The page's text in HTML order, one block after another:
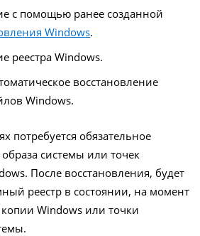
с помощью ранее созданной
Windows.
реестра Windows.
восстановление
Windows.
потребуется обязательное
системы или точек
После восстановления, будет
реестр в состоянии, на момент
Windows или точки